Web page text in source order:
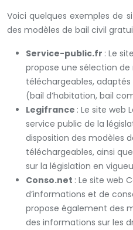
Voici quelques exemples de
des modèles de bail civil
Service-public.fr : Le
propose une sélection
téléchargeables,
(bail d’habitation, bail
Legifrance : Le site web
service public de la
disposition des modèles
téléchargeables, ainsi
sur la législation en
Conso.net : Le site web
d’informations et de
propose également des
des informations sur les